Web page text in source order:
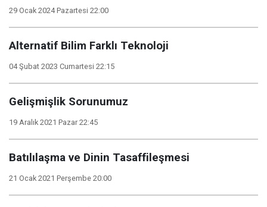
29 Ocak 2024 Pazartesi 22:00
Alternatif Bilim Farklı Teknoloji
04 Şubat 2023 Cumartesi 22:15
Gelişmişlik Sorunumuz
19 Aralık 2021 Pazar 22:45
Batılılaşma ve Dinin Tasaffileşmesi
21 Ocak 2021 Perşembe 20:00